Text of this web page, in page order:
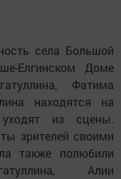
села Большой
Елгинском Доме
Фатима
находятся на
из сцены.
зрителей своими
также полюбили
Алии